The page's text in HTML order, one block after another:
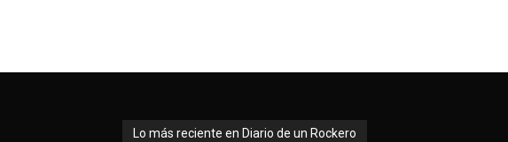
Lo más reciente en Diario de un Rockero